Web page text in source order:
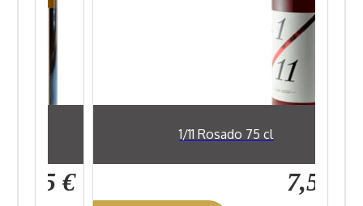
1/11 Rosado 75 cl
7,52 €